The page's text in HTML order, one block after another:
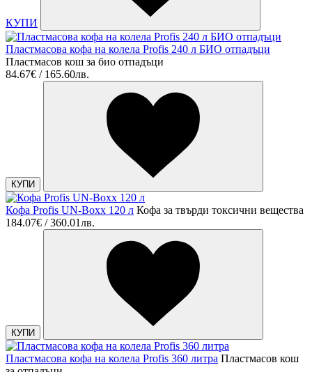
КУПИ
Пластмасова кофа на колела Profis 240 л БИО отпадъци
Пластмасов кош за био отпадъци
84.67€ / 165.60лв.
КУПИ
Кофа Profis UN-Boxx 120 л Кофа за твърди токсични вещества
184.07€ / 360.01лв.
КУПИ
Пластмасова кофа на колела Profis 360 литра Пластмасов кош